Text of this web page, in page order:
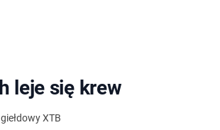
leje się krew
XTB